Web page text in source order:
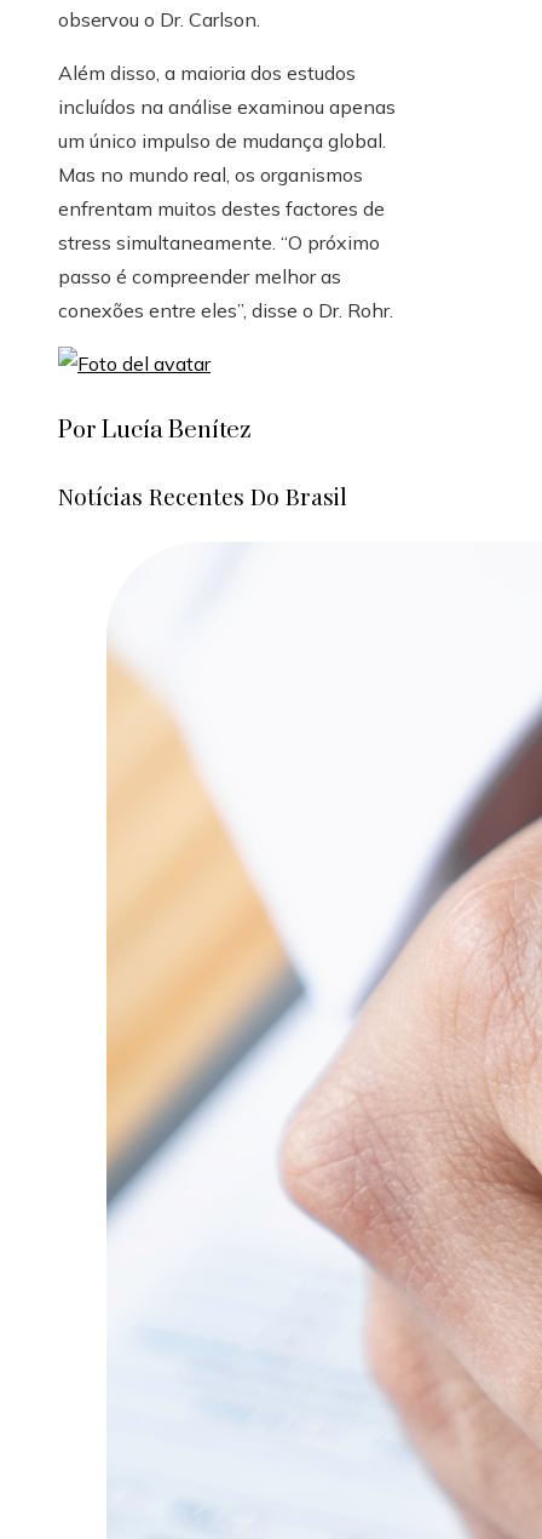
observou o Dr. Carlson.
Além disso, a maioria dos estudos
incluídos na análise examinou apenas
um único impulso de mudança global.
Mas no mundo real, os organismos
enfrentam muitos destes factores de
stress simultaneamente. “O próximo
passo é compreender melhor as
conexões entre eles”, disse o Dr. Rohr.
Por Lucía Benítez
Notícias Recentes Do Brasil